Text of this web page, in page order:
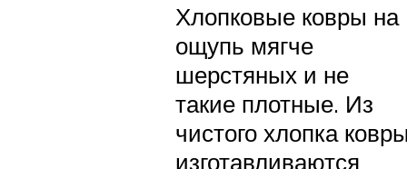
Хлопковые ковры на
ощупь мягче
шерстяных и не
такие плотные. Из
чистого хлопка
изготавливаются